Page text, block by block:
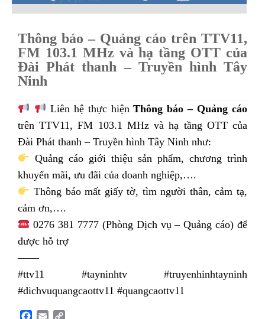
Thông báo – Quảng cáo trên TTV11,
FM 103.1 MHz và hạ tầng OTT của
Đài Phát thanh – Truyền hình Tây
Ninh
Liên hệ thực hiệnThông báo – Quảng cáo
trên TTV11, FM 103.1 MHz và hạ tầng OTT của
Đài Phát thanh – Truyền hình Tây Ninh như:
Quảng cáo giới thiệu sản phẩm, chương trình
khuyến mãi, ưu đãi của doanh nghiệp,….
Thông báo mất giấy tờ, tìm người thân, cảm tạ,
cảm ơn,….
0276 381 7777 (Phòng Dịch vụ – Quảng cáo) để
được hỗ trợ
——
#ttv11 #tayninhtv #truyenhinhtayninh
#dichvuquangcaottv11 #quangcaottv11